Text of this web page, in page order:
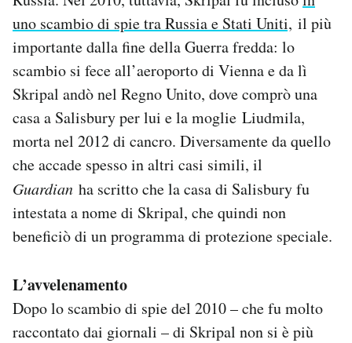
uno scambio di spie tra Russia e Stati Uniti, il più
importante dalla fine della Guerra fredda: lo
scambio si fece all’aeroporto di Vienna e da lì
Skripal andò nel Regno Unito, dove comprò una
casa a Salisbury per lui e la moglie Liudmila,
morta nel 2012 di cancro. Diversamente da quello
che accade spesso in altri casi simili, il
Guardian ha scritto che la casa di Salisbury fu
intestata a nome di Skripal, che quindi non
beneficiò di un programma di protezione speciale.
L’avvelenamento
Dopo lo scambio di spie del 2010 – che fu molto
raccontato dai giornali – di Skripal non si è più